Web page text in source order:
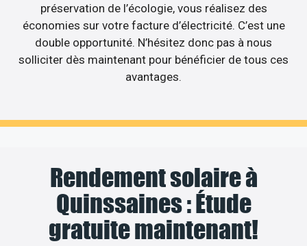
préservation de l’écologie, vous réalisez des
économies sur votre facture d’électricité. C’est une
double opportunité. N’hésitez donc pas à nous
solliciter dès maintenant pour bénéficier de tous ces
avantages.
Rendement solaire à
Quinssaines : Étude
gratuite maintenant!